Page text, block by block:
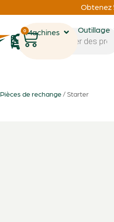
Obtenez
0Machines Outillage
Pièces de rechange/ Starter